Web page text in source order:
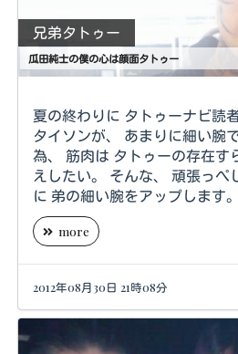
兄弟タトゥー
瓜田純士の僕の心は顔面タトゥー
夏の終わりに タトゥーナビ読者にはお馴染み、 弟の
タイソンが、 あまりに細い腕でその気になってる
為、 筋肉は タトゥーの存在すら隠す と兄弟で御伝
えしたい。 そんな、 頑張っぺしー！ な夏の終わり
に 弟の細い腕をアップします。
more
2012年08月30日 21時08分